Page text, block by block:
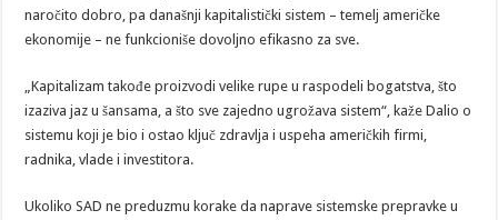
naročito dobro, pa današnji kapitalistički sistem – temelj američke
ekonomije – ne funkcioniše dovoljno efikasno za sve.
„Kapitalizam takođe proizvodi velike rupe u raspodeli bogatstva, što
izaziva jaz u šansama, a što sve zajedno ugrožava sistem“, kaže Dalio o
sistemu koji je bio i ostao ključ zdravlja i uspeha američkih firmi,
radnika, vlade i investitora.
Ukoliko SAD ne preduzmu korake da naprave sistemske prepravke u